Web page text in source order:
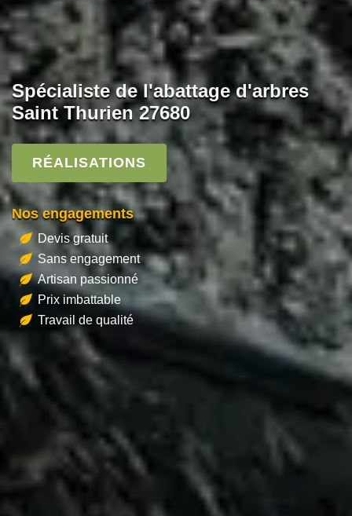
Spécialiste de l'abattage d'arbres
Saint Thurien 27680
RÉALISATIONS
Nos engagements
Devis gratuit
Sans engagement
Artisan passionné
Prix imbattable
Travail de qualité